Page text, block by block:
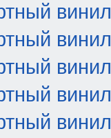
винил
винил
винил
винил
винил